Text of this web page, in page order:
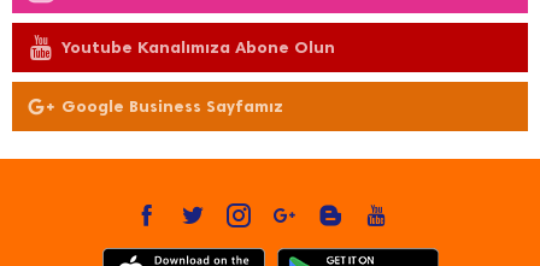
Youtube Kanalımıza Abone Olun
Google Business Sayfamız